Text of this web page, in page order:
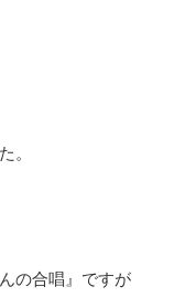
。
の合唱』ですが